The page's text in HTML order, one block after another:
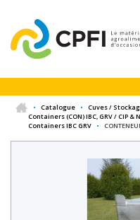
• Catalogue •
Cuves /
Containers (CON) IBC, GRV / CIP &
Containers IBC GRV
•